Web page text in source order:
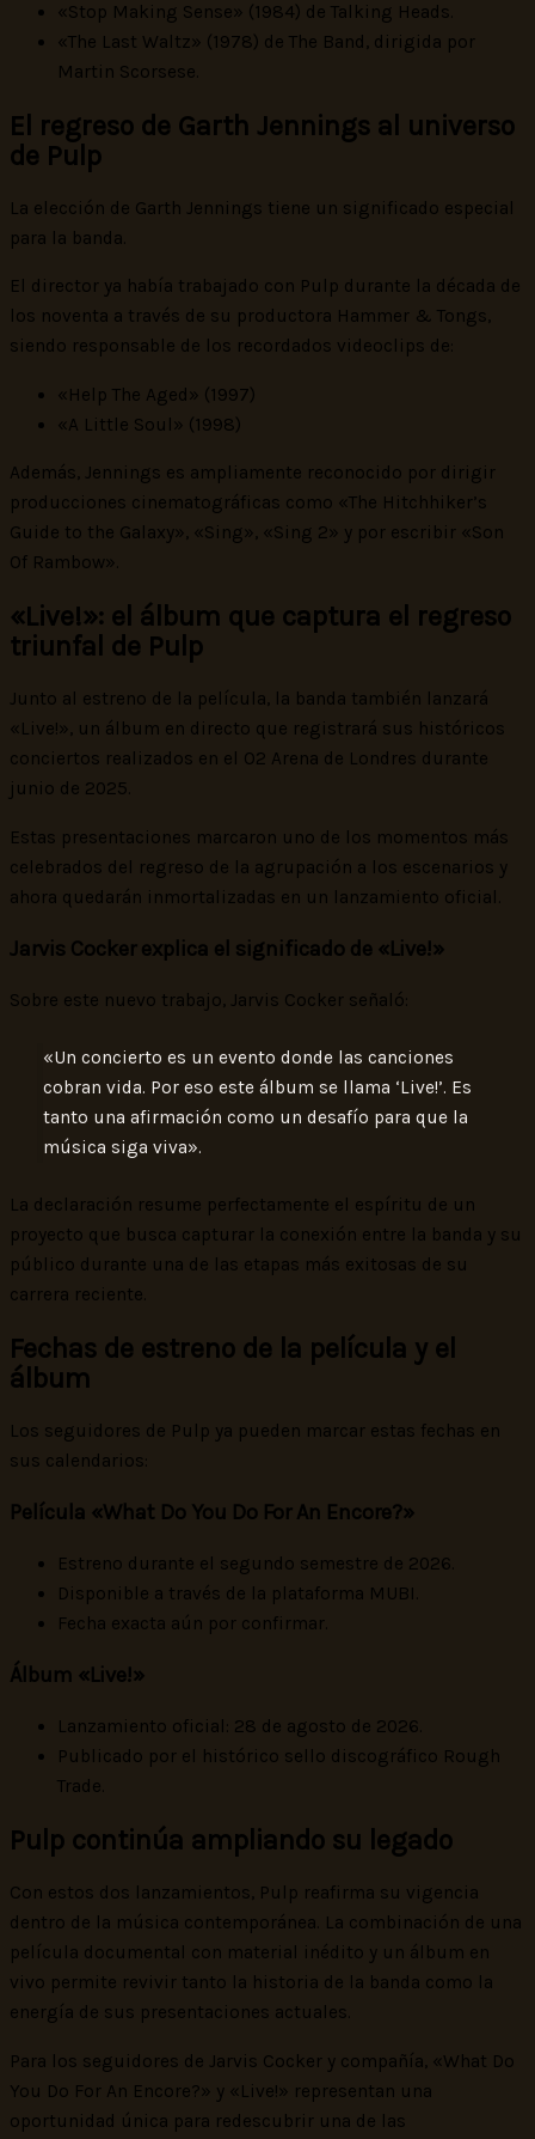
«Stop Making Sense» (1984) de Talking Heads.
«The Last Waltz» (1978) de The Band, dirigida por
Martin Scorsese.
El regreso de Garth Jennings al universo
de Pulp
La elección de Garth Jennings tiene un significado especial
para la banda.
El director ya había trabajado con Pulp durante la década de
los noventa a través de su productora Hammer & Tongs,
siendo responsable de los recordados videoclips de:
«Help The Aged» (1997)
«A Little Soul» (1998)
Además, Jennings es ampliamente reconocido por dirigir
producciones cinematográficas como «The Hitchhiker’s
Guide to the Galaxy», «Sing», «Sing 2» y por escribir «Son
Of Rambow».
«Live!»: el álbum que captura el regreso
triunfal de Pulp
Junto al estreno de la película, la banda también lanzará
«Live!», un álbum en directo que registrará sus históricos
conciertos realizados en el O2 Arena de Londres durante
junio de 2025.
Estas presentaciones marcaron uno de los momentos más
celebrados del regreso de la agrupación a los escenarios y
ahora quedarán inmortalizadas en un lanzamiento oficial.
Jarvis Cocker explica el significado de «Live!»
Sobre este nuevo trabajo, Jarvis Cocker señaló:
«Un concierto es un evento donde las canciones
cobran vida. Por eso este álbum se llama ‘Live!’. Es
tanto una afirmación como un desafío para que la
música siga viva».
La declaración resume perfectamente el espíritu de un
proyecto que busca capturar la conexión entre la banda y su
público durante una de las etapas más exitosas de su
carrera reciente.
Fechas de estreno de la película y el
álbum
Los seguidores de Pulp ya pueden marcar estas fechas en
sus calendarios:
Película «What Do You Do For An Encore?»
Estreno durante el segundo semestre de 2026.
Disponible a través de la plataforma MUBI.
Fecha exacta aún por confirmar.
Álbum «Live!»
Lanzamiento oficial: 28 de agosto de 2026.
Publicado por el histórico sello discográfico Rough
Trade.
Pulp continúa ampliando su legado
Con estos dos lanzamientos, Pulp reafirma su vigencia
dentro de la música contemporánea. La combinación de una
película documental con material inédito y un álbum en
vivo permite revivir tanto la historia de la banda como la
energía de sus presentaciones actuales.
Para los seguidores de Jarvis Cocker y compañía, «What Do
You Do For An Encore?» y «Live!» representan una
oportunidad única para redescubrir una de las